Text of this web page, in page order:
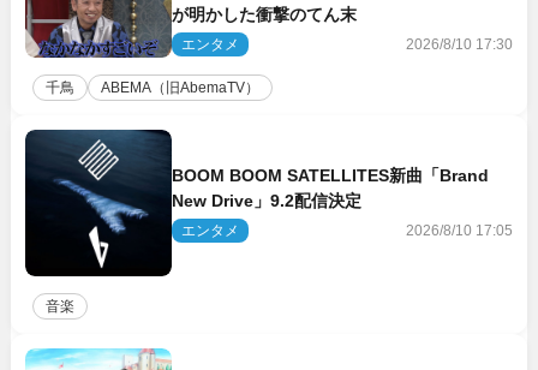
が明かした衝撃のてん末
エンタメ 2026/8/10 17:30
千鳥 ABEMA（旧AbemaTV）
BOOM BOOM SATELLITES新曲「Brand
New Drive」9.2配信決定
エンタメ 2026/8/10 17:05
音楽